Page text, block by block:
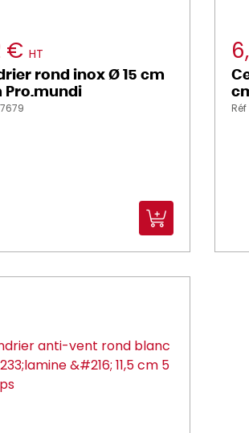
€ HT
rond inox Ø 15 cm
Pro.mundi
Réf